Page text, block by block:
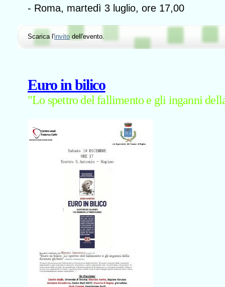
- Roma, martedì 3 luglio, ore 17,00
Scarica l'invitodell'evento.
Euro in bilico
"Lo spettro del fallimento e gli inganni